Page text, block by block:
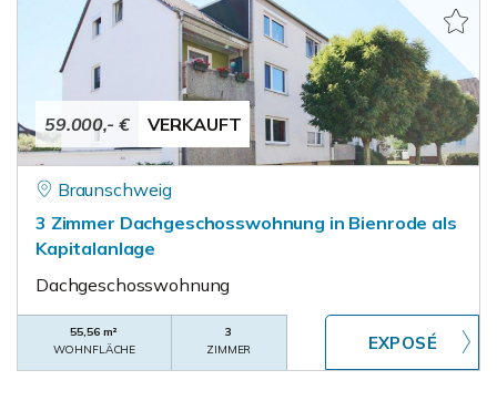
59.000,- € VERKAUFT
Braunschweig
3 Zimmer Dachgeschosswohnung in Bienrode als
Kapitalanlage
Dachgeschosswohnung
55,56 m²
WOHNFLÄCHE
3
ZIMMER